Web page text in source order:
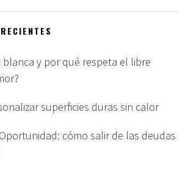
blanca y por qué respeta el libre
superficies duras sin calor
cómo salir de las deudas